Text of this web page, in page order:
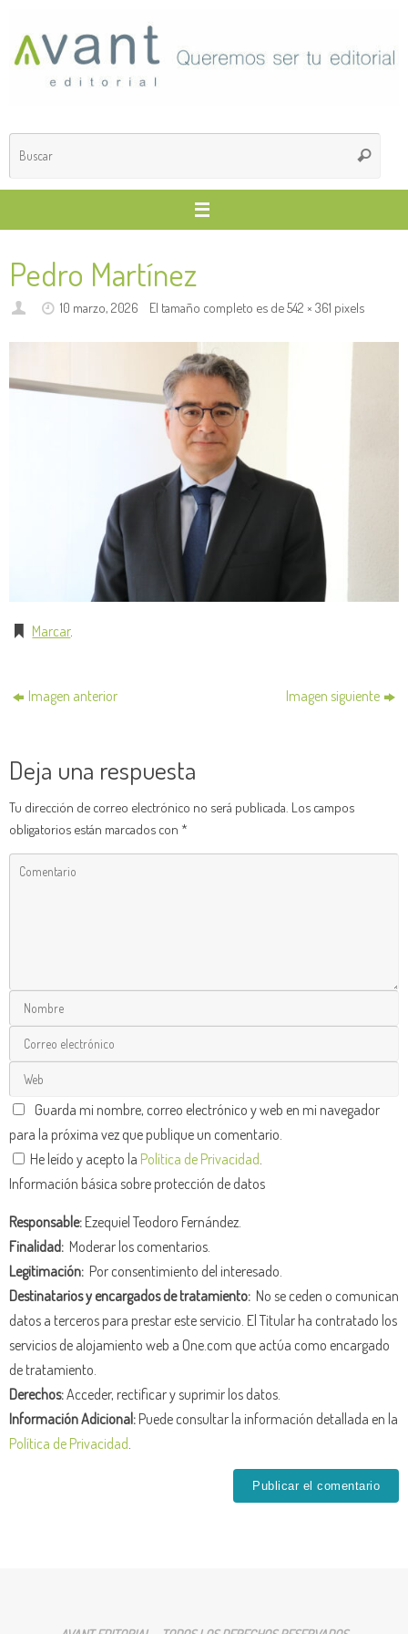
contenido
Buscar
Pedro Martínez
10 marzo, 2026 El tamaño completo es de542 × 361 pixels
Marcar.
Imagen anterior Imagen siguiente
Deja una respuesta
Tu dirección de correo electrónico no será publicada. Los campos
obligatorios están marcados con *
Guarda mi nombre, correo electrónico y web en mi navegador
para la próxima vez que publique un comentario.
He leído y acepto la Política de Privacidad
Información básica sobre protección de datos
Responsable:Ezequiel Teodoro Fernández.
Finalidad: Moderar los comentarios.
Legitimación: Por consentimiento del interesado.
Destinatarios y encargados de tratamiento: No se ceden o comunican
datos a terceros para prestar este servicio. El Titular ha contratado los
servicios de alojamiento web a One.com que actúa como encargado
de tratamiento.
Derechos:Acceder, rectificar y suprimir los datos.
Información Adicional:Puede consultar la información detallada en la
Política de Privacidad